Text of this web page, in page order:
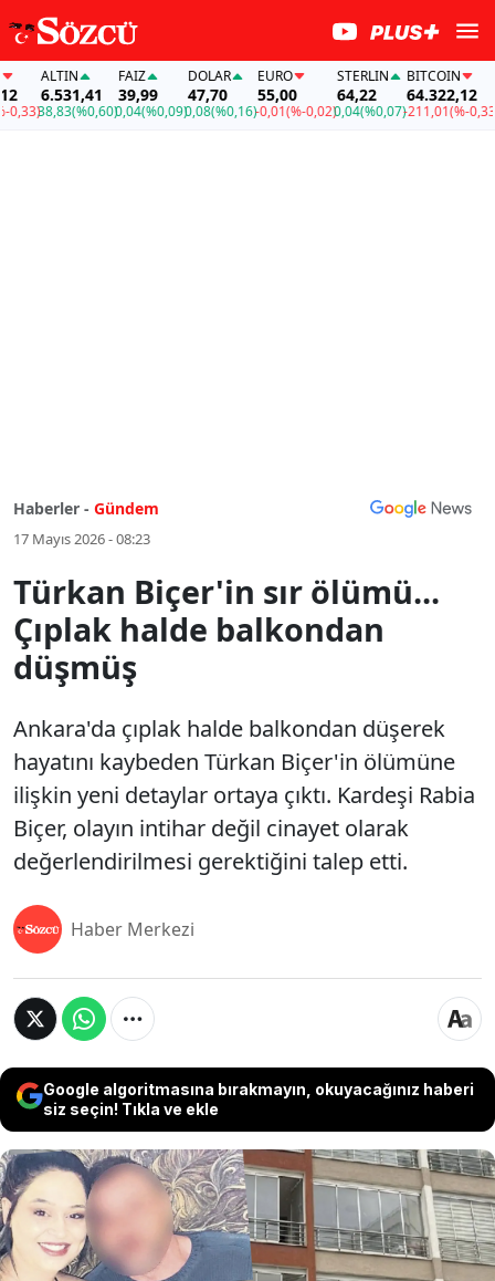
ALTIN
6.531,41
38,83(%0,60)
FAİZ
39,99
0,04(%0,09)
DOLAR
47,70
0,08(%0,16)
EURO
55,00
-0,01(%-0,02)
STERLIN
64,22
0,04(%0,07)
BITCOIN
64.322,12
-211,01(%-0,33)
Haberler - Gündem
17 Mayıs 2026 - 08:23
Türkan Biçer'in sır ölümü...
Çıplak halde balkondan
düşmüş
Ankara'da çıplak halde balkondan düşerek
hayatını kaybeden Türkan Biçer'in ölümüne
ilişkin yeni detaylar ortaya çıktı. Kardeşi Rabia
Biçer, olayın intihar değil cinayet olarak
değerlendirilmesi gerektiğini talep etti.
Haber Merkezi
Google algoritmasına bırakmayın, okuyacağınız haberi
siz seçin! Tıkla ve ekle
Ankara'da çıplak halde balkondan düşerek
hayatını kaybeden Türkan Biçer'in ölümüne